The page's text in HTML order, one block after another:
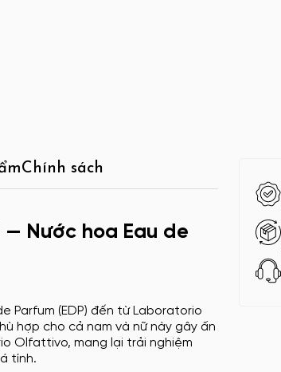
Chính sách
Nước hoa Eau de
Parfum (EDP) đến từ Laboratorio
hợp cho cả nam và nữ này gây ấn
Olfattivo, mang lại trải nghiệm
tính.